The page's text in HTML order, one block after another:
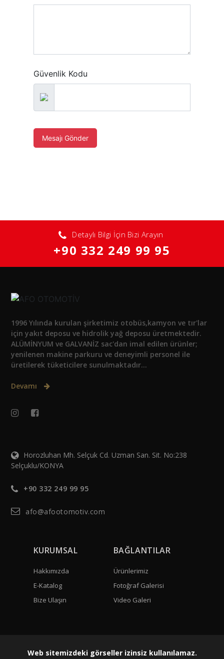
Güvenlik Kodu
Mesajı Gönder
Detaylı Bilgi İçin Bizi Arayın
+90 332 249 99 95
1996 Yılında kurulan şirketimiz otobüs,kamyon ve tır'lar
için yakıt deposu ve hidrolik yağ deposu üretmektedir.
ALÜMİNYUM ve GALVANİZ sac'dan imal edilen ürünler;
yenilenen makine parkuru ve deneyimli personel ile
üretilerek tüketicilere sunulmaktadır...
Devamı
Horozluhan Mh. Selçuk Cd. Uzman San. Sit. No:238
Selçuklu/KONYA
+90 332 249 99 95
afo@afootomotiv.com
KURUMSAL
Hakkımızda
E-Katalog
Bize Ulaşın
BAĞLANTILAR
Ürünlerimiz
Fotoğraf Galerisi
Video Galeri
Web sitemizdeki görseller izinsiz kullanılamaz.